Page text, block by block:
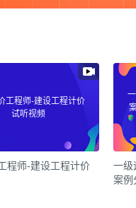
工程师-建设工程计价
试听视频
程师-建设工程计价
一级
案例